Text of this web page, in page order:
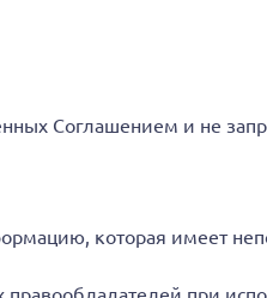
Соглашением и не
которая имеет